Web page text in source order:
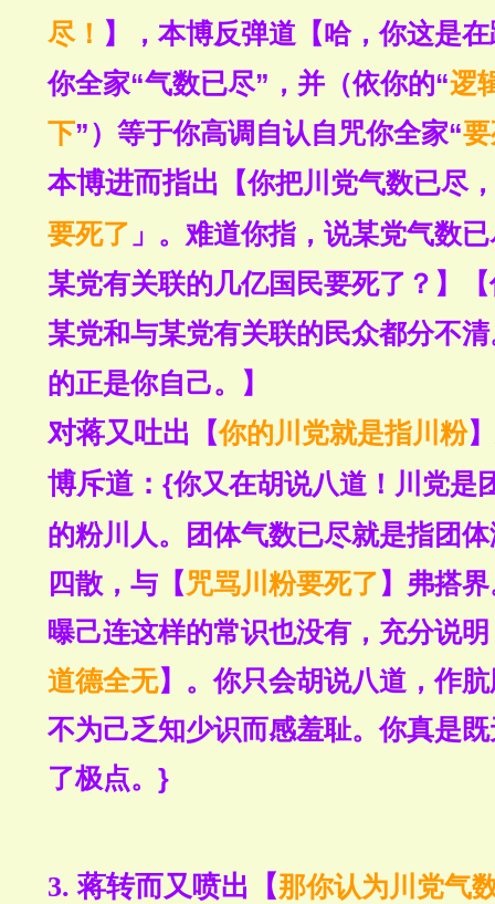
尽！ 】， 本博反弹道 【哈，你这是
你全家“气数已尽”，并（依你的“逻
下”）等于你高调自认自咒你全家“
本博进而指出
【你把川党气数已尽
要死了 」。难道你指，说某党气数
某党有关联的几亿国民要死了？】
某党和与某党有关联的民众都分不
的正是你自己。】
对蒋又吐出 【你的川党就是指川粉】
博斥道： {你又在胡说八道！川党是
的粉川人。团体气数已尽就是指团
四散，与【 咒骂川粉要死了 】弗搭
曝己连这样的常识也没有，充分说
道德全无】。你只会胡说八道，作
不为己乏知少识而感羞耻。你真是
了极点。}
3. 蒋转而又喷出 【那你认为川党气